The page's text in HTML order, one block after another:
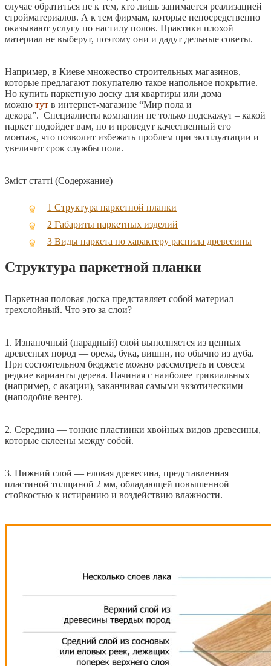
случае обратиться не к тем, кто лишь занимается реализацией
стройматериалов. А к тем фирмам, которые непосредственно
оказывают услугу по настилу полов. Практики плохой
материал не выберут, поэтому они и дадут дельные советы.
Например, в Киеве множество строительных магазинов,
которые предлагают покупателю такое напольное покрытие.
Но купить паркетную доску для квартиры или дома
можно тут в интернет-магазине “Мир пола и
декора”. Специалисты компании не только подскажут – какой
паркет подойдет вам, но и проведут качественный его
монтаж, что позволит избежать проблем при эксплуатации и
увеличит срок службы пола.
Зміст статті (Содержание)
1 Структура паркетной планки
2 Габариты паркетных изделий
3 Виды паркета по характеру распила древесины
Структура паркетной планки
Паркетная половая доска представляет собой материал
трехслойный. Что это за слои?
1. Изнаночный (парадный) слой выполняется из ценных
древесных пород — ореха, бука, вишни, но обычно из дуба.
При состоятельном бюджете можно рассмотреть и совсем
редкие варианты дерева. Начиная с наиболее тривиальных
(например, с акации), заканчивая самыми экзотическими
(наподобие венге).
2. Середина — тонкие пластинки хвойных видов древесины,
которые склеены между собой.
3. Нижний слой — еловая древесина, представленная
пластиной толщиной 2 мм, обладающей повышенной
стойкостью к истиранию и воздействию влажности.